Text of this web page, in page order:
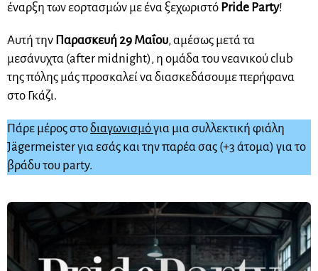
έναρξη των εορτασμών με ένα ξεχωριστό Pride Party!
Αυτή την Παρασκευή 29 Μαΐου, αμέσως μετά τα
μεσάνυχτα (after midnight), η ομάδα του νεανικού club
της πόλης μάς προσκαλεί να διασκεδάσουμε περήφανα
στο Γκάζι.
Πάρε μέρος στοδιαγωνισμόγια μια συλλεκτική φιάλη
Jägermeister για εσάς και την παρέα σας (+3 άτομα) για το
βράδυ του party.